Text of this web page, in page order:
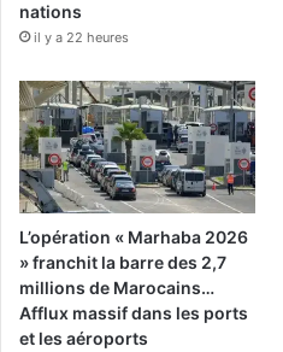
nations
il y a 22 heures
L’opération « Marhaba 2026
» franchit la barre des 2,7
millions de Marocains…
Afflux massif dans les ports
et les aéroports